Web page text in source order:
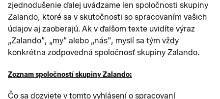
zjednodušenie ďalej uvádzame len spoločnosti skupiny
Zalando, ktoré sa v skutočnosti so spracovaním vašich
údajov aj zaoberajú. Ak v ďalšom texte uvidíte výraz
„Zalando“, „my“ alebo „nás“, myslí sa tým vždy
konkrétna zodpovedná spoločnosť skupiny Zalando.
Zoznam spoločností skupiny Zalando:
Čo sa dozviete v tomto vyhlásení o spracovaní